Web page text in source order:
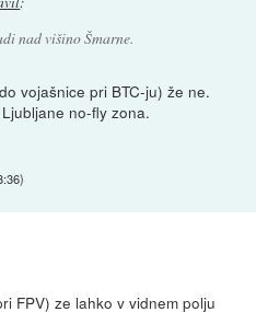
nad višino Šmarne.
vojašnice pri BTC-ju) že ne.
no-fly zona.
)
FPV) ze lahko v vidnem polju